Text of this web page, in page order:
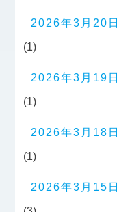
2026年3月20日
(1)
2026年3月19日
(1)
2026年3月18日
(1)
2026年3月15日